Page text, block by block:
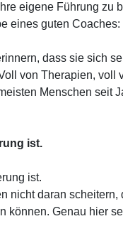
eigene Führung zu
eines guten Coaches:
dass sie sich
von Therapien, voll
Menschen seit
ist.
ist.
nicht daran
können. Genau hier